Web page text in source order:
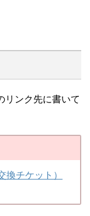
リンク先に書いて
換チケット）